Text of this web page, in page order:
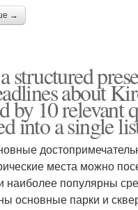
→
structured
about
by 10 relevant
into a single
места можно
наиболее популярны
основные парки и